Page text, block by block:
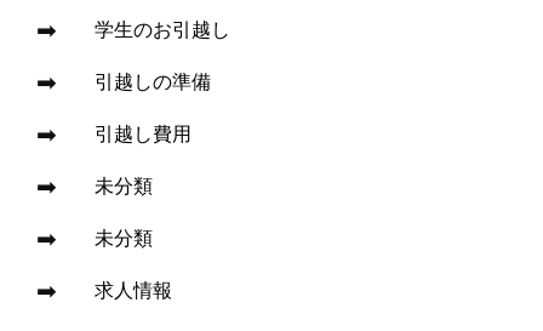
学生のお引越し
引越しの準備
引越し費用
未分類
未分類
求人情報